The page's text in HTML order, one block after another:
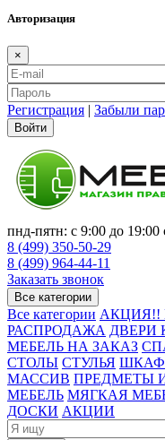
Авторизация
×
Регистрация | Забыли
Войти
пнд-пятн: с 9:00 до 19:00
8 (499) 350-50-29
8 (499) 964-44-11
Заказать звонок
Все категории
Все категории АКЦИЯ!!
РАСПРОДАЖА ДВЕРИ
МЕБЕЛЬ НА ЗАКАЗ
СТОЛЫ СТУЛЬЯ
МАССИВ ПРЕДМЕТЫ
МЕБЕЛЬ МЯГКАЯ
ДОСКИ АКЦИИ